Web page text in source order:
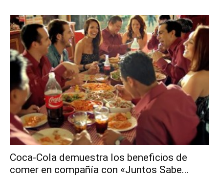
Coca-Cola demuestra los beneficios de
comer en compañía con «Juntos Sabe...